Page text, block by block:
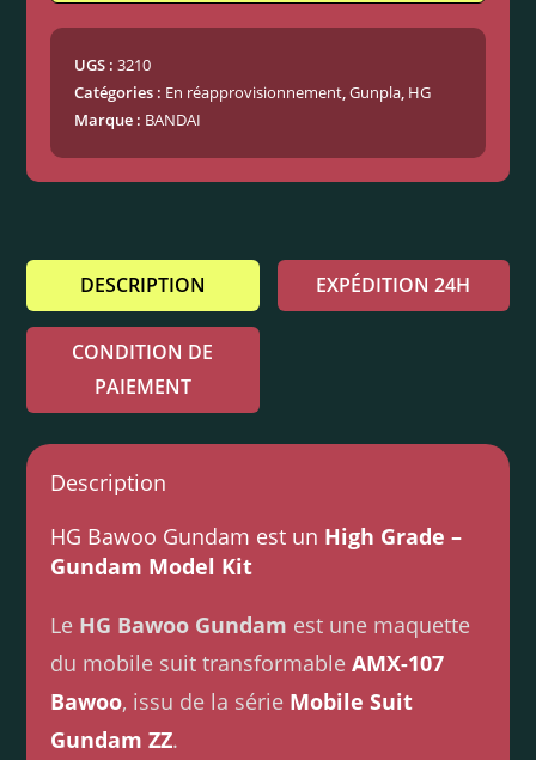
UGS :3210
Catégories : En réapprovisionnement,Gunpla, HG
Marque : BANDAI
DESCRIPTION EXPÉDITION 24H
CONDITION DE
PAIEMENT
Description
HG Bawoo Gundam est un High Grade –
Gundam Model Kit
Le HG Bawoo Gundam est une maquette
du mobile suit transformableAMX-107
Bawoo, issu de la série Mobile Suit
Gundam ZZ.